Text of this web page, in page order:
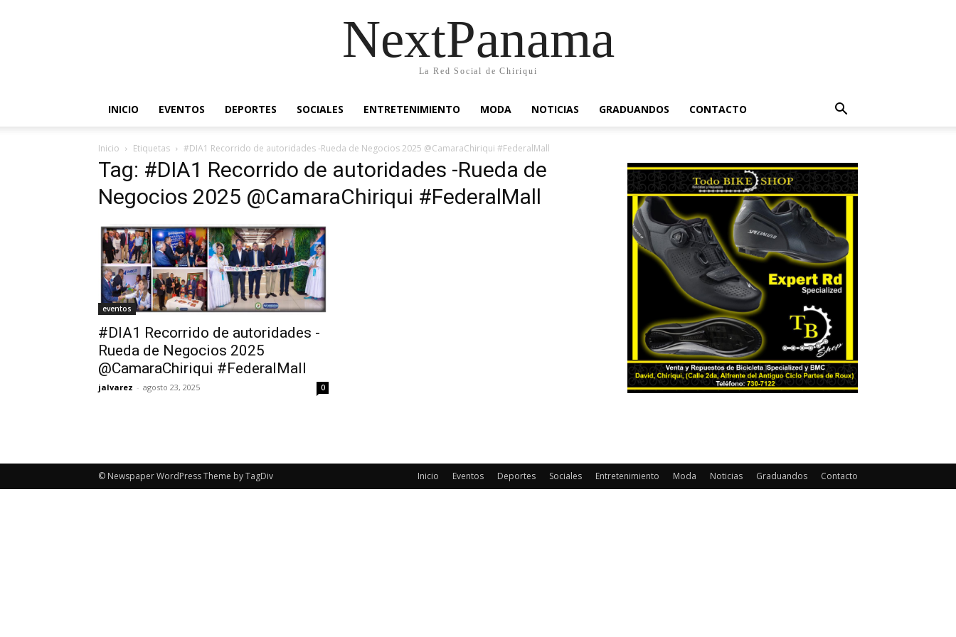
NextPanama
La Red Social de Chiriqui
INICIO EVENTOS DEPORTES SOCIALES ENTRETENIMIENTO MODA NOTICIAS GRADUANDOS CONTACTO
Inicio Etiquetas #DIA1 Recorrido de autoridades -Rueda de Negocios 2025 @CamaraChiriqui #FederalMall
Tag: #DIA1 Recorrido de autoridades -Rueda de
Negocios 2025 @CamaraChiriqui #FederalMall
eventos
#DIA1 Recorrido de autoridades -
Rueda de Negocios 2025
@CamaraChiriqui #FederalMall
jalvarez - agosto 23, 2025 0
Inicio Eventos Deportes Sociales Entretenimiento Moda Noticias Graduandos Contacto
© Newspaper WordPress Theme by TagDiv